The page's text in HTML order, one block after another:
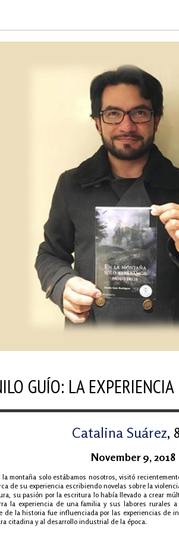
GUÍO: LA
Catalina Suárez,
November 9, 2018
montaña solo estábamos nosotros, visitó
de su experiencia escribiendo novelas sobre la
su pasión por la escritura lo había llevado a crear
la experiencia de una familia y sus labores
de la historia fue influenciada por las experiencias
citadina y al desarrollo industrial de la época.